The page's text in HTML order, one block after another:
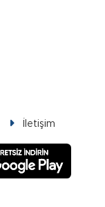
İletişim